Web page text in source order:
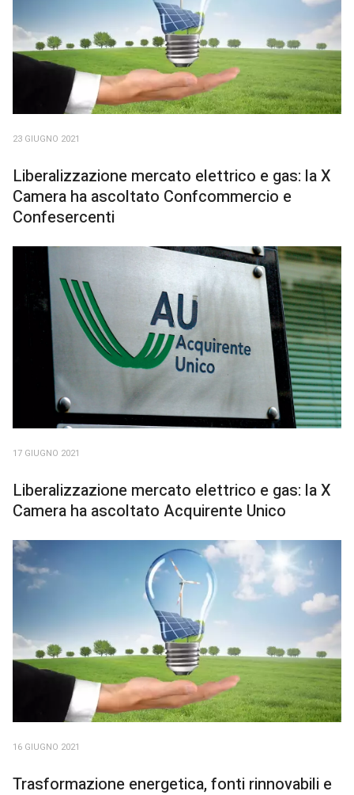
23 GIUGNO 2021
Liberalizzazione mercato elettrico e gas: la X
Camera ha ascoltato Confcommercio e
Confesercenti
17 GIUGNO 2021
Liberalizzazione mercato elettrico e gas: la X
Camera ha ascoltato Acquirente Unico
16 GIUGNO 2021
Trasformazione energetica, fonti rinnovabili e